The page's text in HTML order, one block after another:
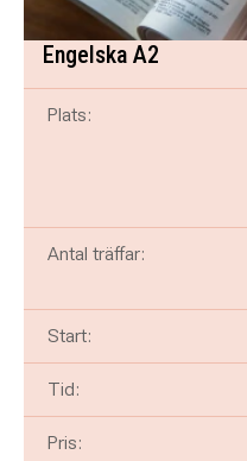
Engelska A2
Plats:
Antal träffar:
Start:
Tid:
Pris: